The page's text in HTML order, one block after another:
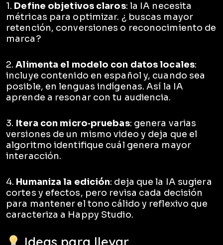
1. Define objetivos claros: la IA necesita
métricas para optimizar. ¿ buscas mayor
retención, conversiones o reconocimiento de
marca?
2.Alimenta el modelo con datos locales:
incluye contenido en español y, cuando sea
posible, en lenguas indígenas. Así la IA
aprende a resonar con tu audiencia.
3. Itera con micro‑pruebas: genera varias
versiones de un mismo video y deja que el
algoritmo identifique cuál genera mayor
interacción.
4. Humaniza la edición: deja que la IA sugiera
cortes y efectos, pero revisa cada decisión
para mantener el tono cálido y reflexivo que
caracteriza a Happy Studio.